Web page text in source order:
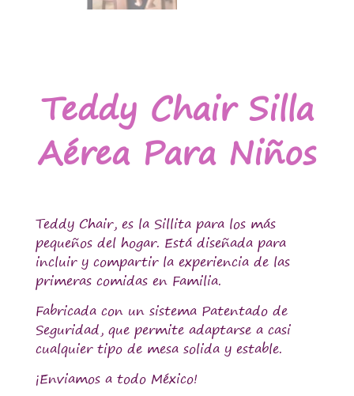
Teddy Chair Silla
Aérea Para Niños
Teddy Chair, es la Sillita para los más
pequeños del hogar. Está diseñada para
incluir y compartir la experiencia de las
primeras comidas en Familia.
Fabricada con un sistema Patentado de
Seguridad, que permite adaptarse a casi
cualquier tipo de mesa solida y estable.
¡Enviamos a todo México!